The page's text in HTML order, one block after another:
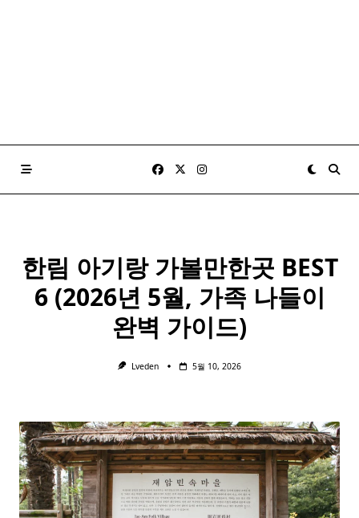
한림 아기랑 가볼만한곳 BEST
6 (2026년 5월, 가족 나들이
완벽 가이드)
Lveden 5월 10, 2026